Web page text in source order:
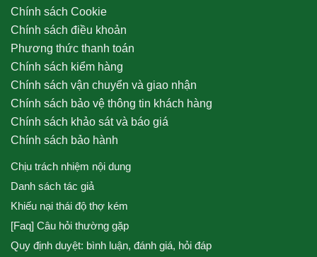
Chính sách Cookie
Chính sách điều khoản
Phương thức thanh toán
Chính sách kiểm hàng
Chính sách vận chuyển và giao nhận
Chính sách bảo vệ thông tin khách hàng
Chính sách khảo sát và báo giá
Chính sách bảo hành
Chịu trách nhiệm nội dung
Danh sách tác giả
Khiếu nại thái độ thợ kém
[Faq] Câu hỏi thường gặp
Quy định duyệt: bình luận, đánh giá, hỏi đáp